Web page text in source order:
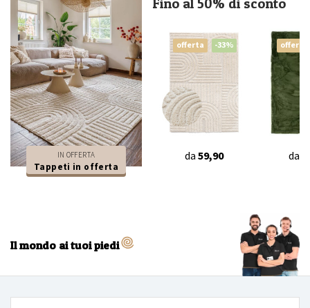
IN OFFERTA
Tappeti in offerta
Fino al 50% di sconto
offerta -33%
da 59,90
offerta
da
Il mondo ai tuoi piedi